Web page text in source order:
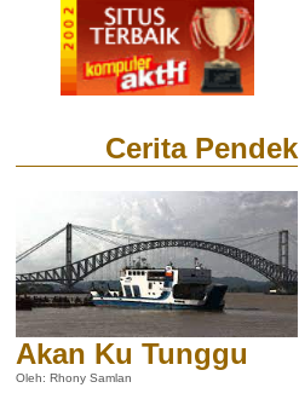
Cerita Pendek
Akan Ku Tunggu
Oleh: Rhony Samlan